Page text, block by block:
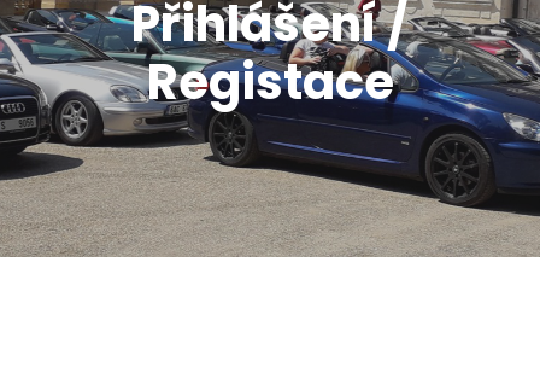
Přihlášení /
Registace